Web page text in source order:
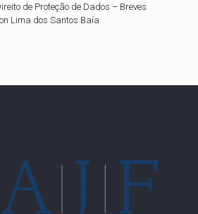
de Proteção de Dados – Breves
Lima dos Santos Baía